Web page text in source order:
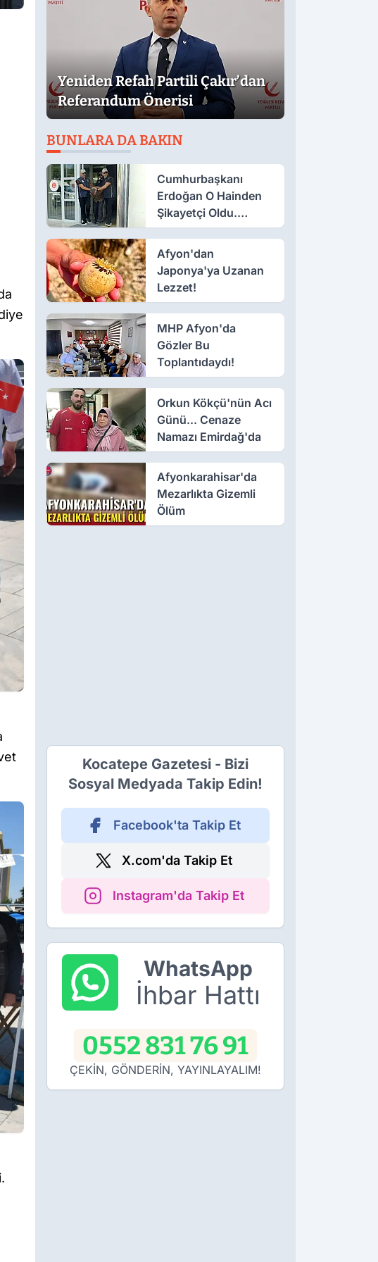
Yeniden Refah Partili Çakır’dan
Referandum Önerisi
BUNLARA DA BAKIN
Cumhurbaşkanı
Erdoğan O Hainden
Şikayetçi Oldu.
Dilekçede Dikkat
Çeken İfadeler
Afyon'dan
Japonya'ya Uzanan
Lezzet!
MHP Afyon'da
Gözler Bu
Toplantıdaydı!
Orkun Kökçü'nün Acı
Günü... Cenaze
Namazı Emirdağ'da
Afyonkarahisar'da
Mezarlıkta Gizemli
Ölüm
Kocatepe Gazetesi - Bizi
Sosyal Medyada Takip Edin!
Facebook'ta Takip Et
X.com'da Takip Et
Instagram'da Takip Et
WhatsApp
İhbar Hattı
0552 831 76 91
ÇEKİN, GÖNDERİN, YAYINLAYALIM!